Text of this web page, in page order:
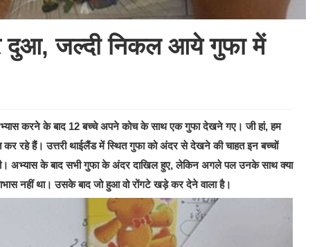
दुआ, जल्दी निकल आये गुफा में
करने के बाद 12 बच्चे अपने कोच के साथ एक गुफा देखने गए। जी हां, हम
कर रहे हैं। उत्तरी थाईलैंड में स्थित गुफा को अंदर से देखने की चाहत इन बच्चों
अभ्यास के बाद सभी गुफा के अंदर दाखिल हुए, लेकिन अगले पल उनके साथ क्या
नहीं था। उसके बाद जो हुआ वो रोंगटे खड़े कर देने वाला है।